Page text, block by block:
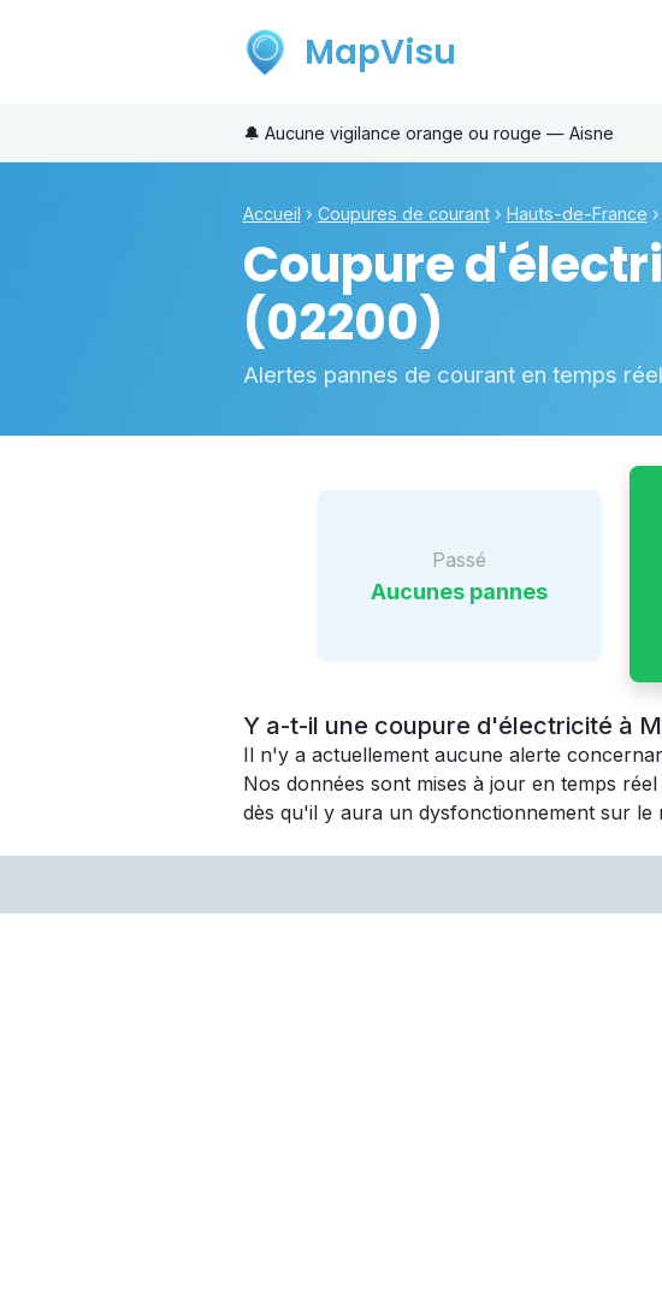
MapVisu
🔔 Aucune vigilance orange ou rouge — Aisne
Accueil › Coupures de courant› Hauts-de-France ›
Coupure
(02200)
Alertes pannes de courant en temps réel
Passé
Aucunes pannes
Y a-t-il une coupure d'électricité à
Il n'y a actuellement aucune alerte
Nos données sont mises à jour en temps
dès qu'il y aura un dysfonctionnement sur